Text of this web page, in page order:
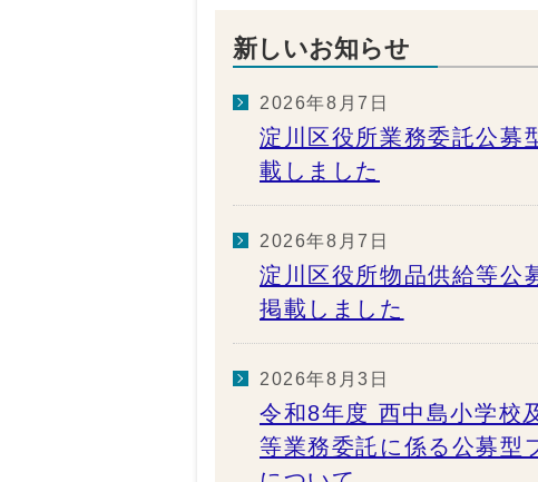
新しいお知らせ
2026年8月7日
淀川区役所業務委託公募
載しました
2026年8月7日
淀川区役所物品供給等公
掲載しました
2026年8月3日
令和8年度 西中島小学校
等業務委託に係る公募型